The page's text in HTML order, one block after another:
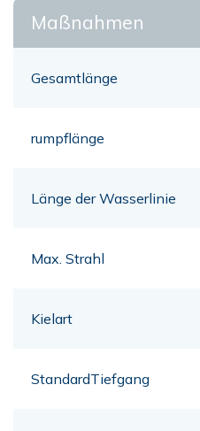
Maßnahmen
Gesamtlänge
rumpflänge
Länge der Wasserlinie
Max. Strahl
Kielart
StandardTiefgang